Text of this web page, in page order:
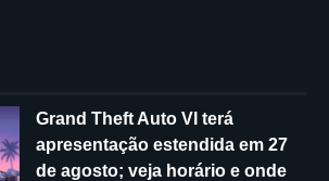
Grand Theft Auto VI terá
apresentação estendida em 27
de agosto; veja horário e onde